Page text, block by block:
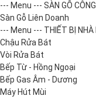
--- Menu --- SÀN GỖ CÔNG
Sàn Gỗ Liên Doanh
--- Menu --- THIẾT BỊ NHÀ
Chậu Rửa Bát
Vòi Rửa Bát
Bếp Từ - Hồng Ngoại
Bếp Gas Âm - Dương
Máy Hút Mùi